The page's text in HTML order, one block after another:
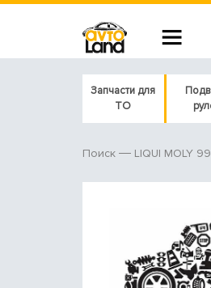
Запчасти для
ТО
Поиск LIQUI MOLY